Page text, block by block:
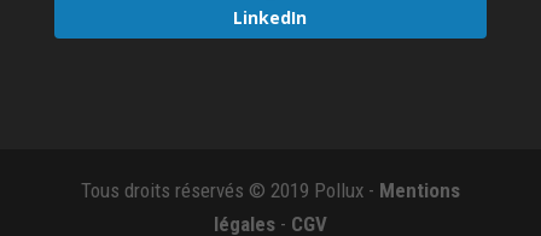
LinkedIn
Tous droits réservés © 2019 Pollux - Mentions
légales- CGV